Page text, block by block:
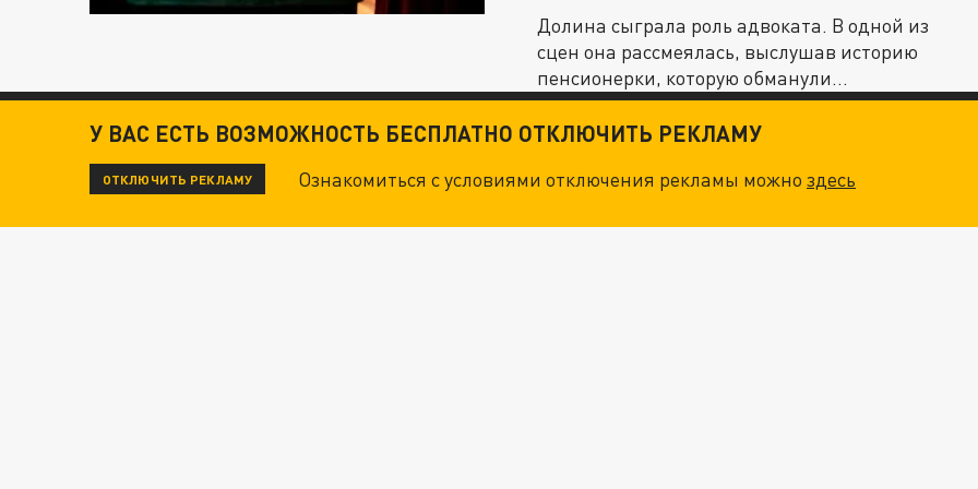
Долина сыграла роль адвоката. В одной из
сцен она рассмеялась, выслушав историю
пенсионерки, которую обманули...
У ВАС ЕСТЬ ВОЗМОЖНОСТЬ БЕСПЛАТНО ОТКЛЮЧИТЬ РЕКЛАМУ
ОТКЛЮЧИТЬ РЕКЛАМУ Ознакомиться с условиями отключения рекламы можноздесь